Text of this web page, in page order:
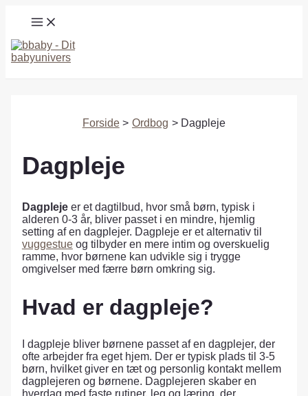
MAIN
MENU
Forside Ordbog Dagpleje
Dagpleje
Dagplejeer et dagtilbud, hvor små børn, typisk i
alderen 0-3 år, bliver passet i en mindre, hjemlig
setting af en dagplejer. Dagpleje er et alternativ til
vuggestueog tilbyder en mere intim og overskuelig
ramme, hvor børnene kan udvikle sig i trygge
omgivelser med færre børn omkring sig.
Hvad er dagpleje?
I dagpleje bliver børnene passet af en dagplejer, der
ofte arbejder fra eget hjem. Der er typisk plads til 3-5
børn, hvilket giver en tæt og personlig kontakt mellem
dagplejeren og børnene. Dagplejeren skaber en
hverdag med faste rutiner, leg og læring, der